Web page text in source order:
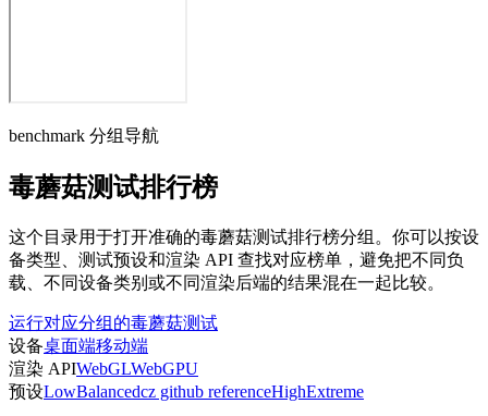
benchmark 分组导航
毒蘑菇测试排行榜
这个目录用于打开准确的毒蘑菇测试排行榜分组。你可以按设
备类型、测试预设和渲染 API 查找对应榜单，避免把不同负
载、不同设备类别或不同渲染后端的结果混在一起比较。
运行对应分组的毒蘑菇测试
设备桌面端移动端
渲染 APIWebGLWebGPU
预设LowBalancedcz github referenceHighExtreme